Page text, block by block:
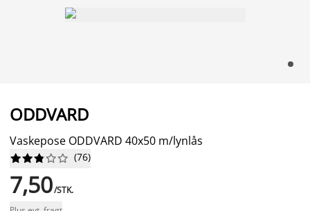
ODDVARD
Vaskepose ODDVARD 40x50 m/lynlås





 (76)
7,50/STK.